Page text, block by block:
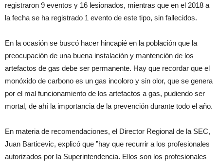
registraron 9 eventos y 16 lesionados, mientras que en el 2018 a
la fecha se ha registrado 1 evento de este tipo, sin fallecidos.
En la ocasión se buscó hacer hincapié en la población que la
preocupación de una buena instalación y mantención de los
artefactos de gas debe ser permanente. Hay que recordar que el
monóxido de carbono es un gas incoloro y sin olor, que se genera
por el mal funcionamiento de los artefactos a gas, pudiendo ser
mortal, de ahí la importancia de la prevención durante todo el año.
En materia de recomendaciones, el Director Regional de la SEC,
Juan Barticevic, explicó que ”hay que recurrir a los profesionales
autorizados por la Superintendencia. Ellos son los profesionales